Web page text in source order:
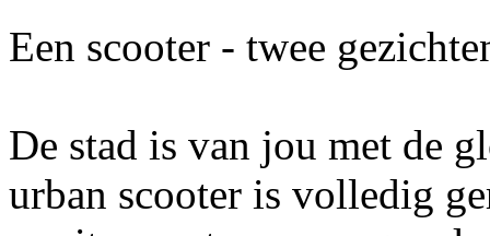
Een scooter - twee
De stad is van jou met de
urban scooter is volledig